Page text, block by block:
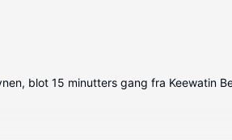
blot 15 minutters gang fra Keewatin